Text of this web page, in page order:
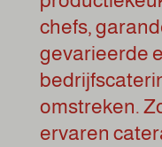
chefs,
gevarieerde
omstreken.
ervaren